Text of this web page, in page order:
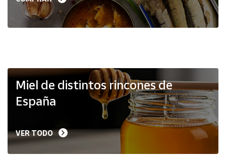
Vendedores
Mapa de
Hazte
vendedor
Miel de distintos rincones de
España
VER TODO